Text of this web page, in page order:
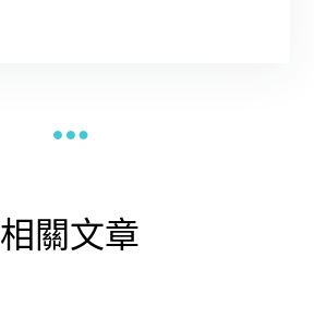
相關文章